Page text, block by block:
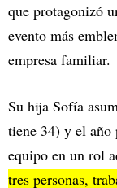
que protagonizó
evento más
empresa familiar.
Su hija Sofía
tiene 34) y el año
equipo en un rol
tres personas,